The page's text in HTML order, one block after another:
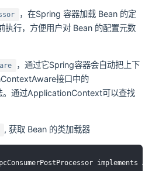
，在Spring 容器加载 Bean 的定
执行，方便用户对 Bean 的配置元数
，通过它Spring容器会自动把上下
接口中的
通过ApplicationContext可以查找
, 获取 Bean 的类加载器
implements